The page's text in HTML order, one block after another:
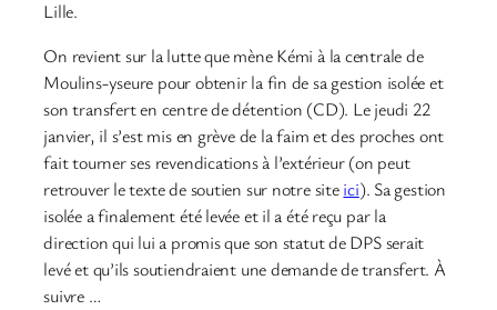
Lille.
On revient sur la lutte que mène Kémi à la centrale de
Moulins-yseure pour obtenir la fin de sa gestion isolée et
son transfert en centre de détention (CD). Le jeudi 22
janvier, il s’est mis en grève de la faim et des proches ont
fait tourner ses revendications à l’extérieur (on peut
retrouver le texte de soutien sur notre siteici). Sa gestion
isolée a finalement été levée et il a été reçu par la
direction qui lui a promis que son statut de DPS serait
levé et qu’ils soutiendraient une demande de transfert. À
suivre …